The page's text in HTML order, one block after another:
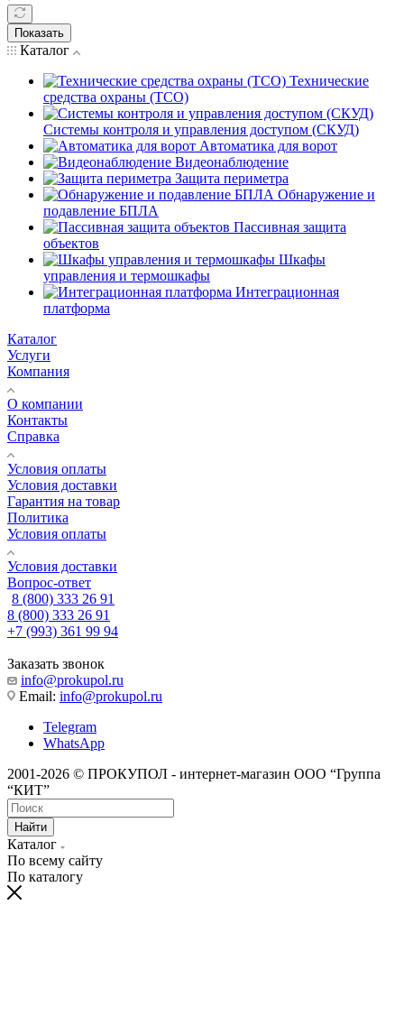
Показать
Каталог
Технические
средства охраны (ТСО)
Системы контроля и управления доступом (СКУД)
Автоматика для ворот
Видеонаблюдение
Защита периметра
Обнаружение и
подавление БПЛА
Пассивная защита
объектов
Шкафы
управления и термошкафы
Интеграционная
платформа
Каталог
Услуги
Компания
О компании
Контакты
Справка
Условия оплаты
Условия доставки
Гарантия на товар
Политика
Условия оплаты
Условия доставки
Вопрос-ответ
8 (800) 333 26 91
8 (800) 333 26 91
+7 (993) 361 99 94
Заказать звонок
info@prokupol.ru
Email: info@prokupol.ru
Telegram
WhatsApp
2001-2026 © ПРОКУПОЛ - интернет-магазин ООО “Группа
“КИТ”
Найти
Каталог
По всему сайту
По каталогу